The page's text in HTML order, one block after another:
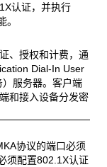
认证，并执行
、授权和计费，通
Dial-In User
服务器。客户端
和接入设备分发密
协议的端口必须
须配置802.1X认证